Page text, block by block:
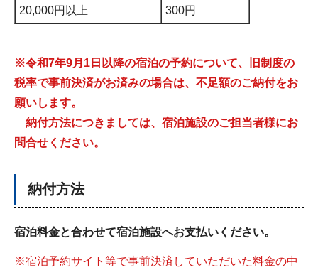
20,000円以上 300円
※令和7年9月1日以降の宿泊の予約について、旧制度の
税率で事前決済がお済みの場合は、不足額のご納付をお
願いします。
納付方法につきましては、宿泊施設のご担当者様にお
問合せください。
納付方法
宿泊料金と合わせて宿泊施設へお支払いください。
※宿泊予約サイト等で事前決済していただいた料金の中